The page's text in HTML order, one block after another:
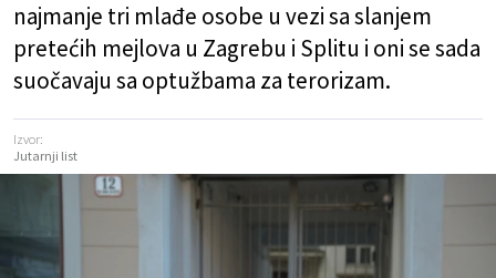
najmanje tri mlađe osobe u vezi sa slanjem
pretećih mejlova u Zagrebu i Splitu i oni se sada
suočavaju sa optužbama za terorizam.
Izvor:
Jutarnji list